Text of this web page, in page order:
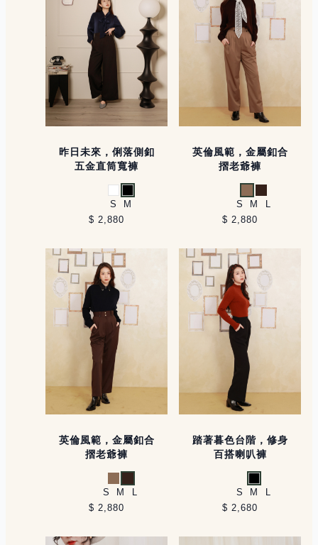
昨日未來，俐落側釦
五金直筒寬褲
白 黑
S
M
$ 2,880
英倫風範，金屬釦合
摺老爺褲
卡其深咖
S M
L
$ 2,880
英倫風範，金屬釦合
摺老爺褲
卡其深咖
S M
$ 2,880
踏著暮色台階，修身
百搭喇叭褲
黑
S M
$ 2,680